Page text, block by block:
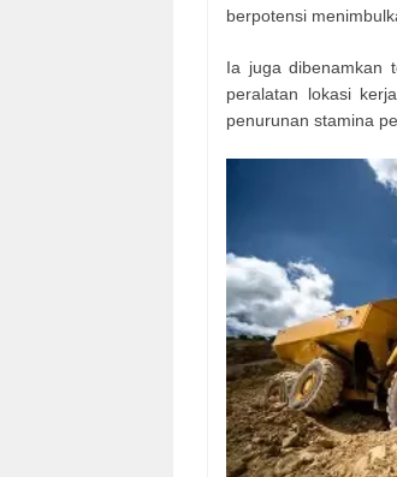
berpotensi
Ia juga dibenamkan
peralatan lokasi
penurunan stamina